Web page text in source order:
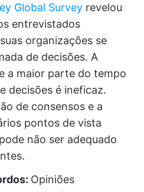
Global Survey revelou
entrevistados
organizações se
de decisões. A
a maior parte do tempo
decisões é ineficaz.
de consensos e a
pontos de vista
não ser adequado
Opiniões